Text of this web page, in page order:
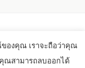
องคุณ เราจะถือว่าคุณ
ณสามารถลบออกได้